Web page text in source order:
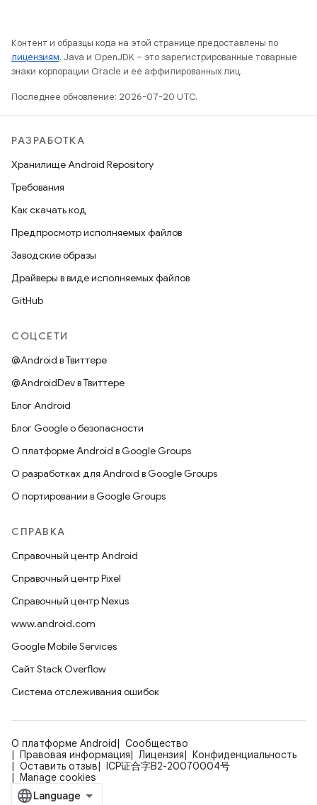
Контент и образцы кода на этой странице предоставлены по
лицензиям. Java и OpenJDK – это зарегистрированные товарные
знаки корпорации Oracle и ее аффилированных лиц.
Последнее обновление: 2026-07-20 UTC.
РАЗРАБОТКА
Хранилище Android Repository
Требования
Как скачать код
Предпросмотр исполняемых файлов
Заводские образы
Драйверы в виде исполняемых файлов
GitHub
СОЦСЕТИ
@Android в Твиттере
@AndroidDev в Твиттере
Блог Android
Блог Google о безопасности
О платформе Android в Google Groups
О разработках для Android в Google Groups
О портировании в Google Groups
СПРАВКА
Справочный центр Android
Справочный центр Pixel
Справочный центр Nexus
www.android.com
Google Mobile Services
Сайт Stack Overflow
Система отслеживания ошибок
О платформе Android
Сообщество
Правовая информация
Лицензия
Конфиденциальность
Оставить отзыв
ICP证合字B2-20070004号
Manage cookies